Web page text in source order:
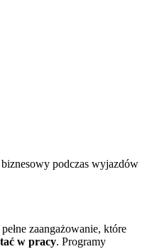
podczas wyjazdów
zaangażowanie, które
w pracy. Programy